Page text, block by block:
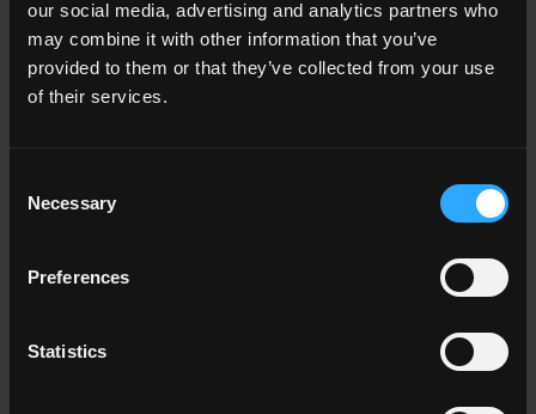
our social media, advertising and analytics partners who
may combine it with other information that you’ve
provided to them or that they’ve collected from your use
of their services.
Selection
Necessary
Preferences
Statistics